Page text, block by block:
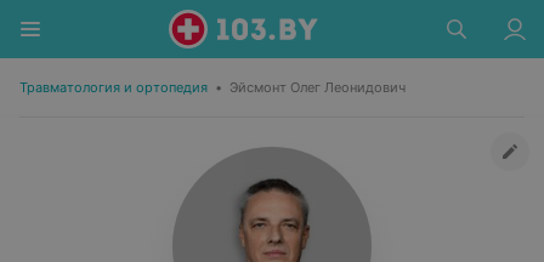
Травматология и ортопедия • Эйсмонт Олег Леонидович